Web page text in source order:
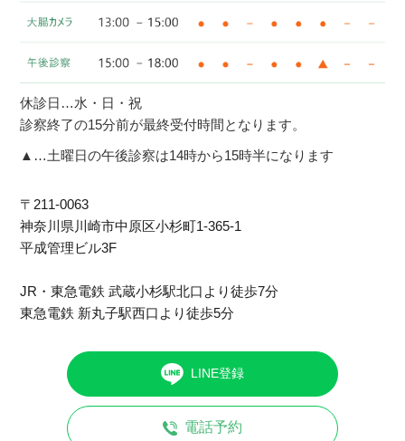
休診日…水・日・祝
診察終了の15分前が最終受付時間となります。
▲…土曜日の午後診察は14時から15時半になります
〒211-0063
神奈川県川崎市中原区⼩杉町1-365-1
平成管理ビル3F
JR・東急電鉄 武蔵小杉駅北口より徒歩7分
東急電鉄 新丸子駅西口より徒歩5分
LINE登録
電話予約